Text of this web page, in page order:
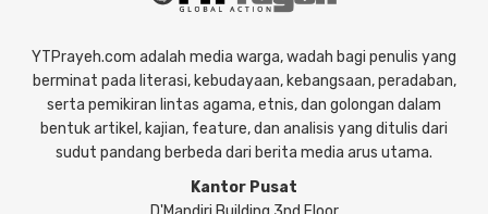
YTPrayeh.com adalah media warga, wadah bagi penulis yang
berminat pada literasi, kebudayaan, kebangsaan, peradaban,
serta pemikiran lintas agama, etnis, dan golongan dalam
bentuk artikel, kajian, feature, dan analisis yang ditulis dari
sudut pandang berbeda dari berita media arus utama.
Kantor Pusat